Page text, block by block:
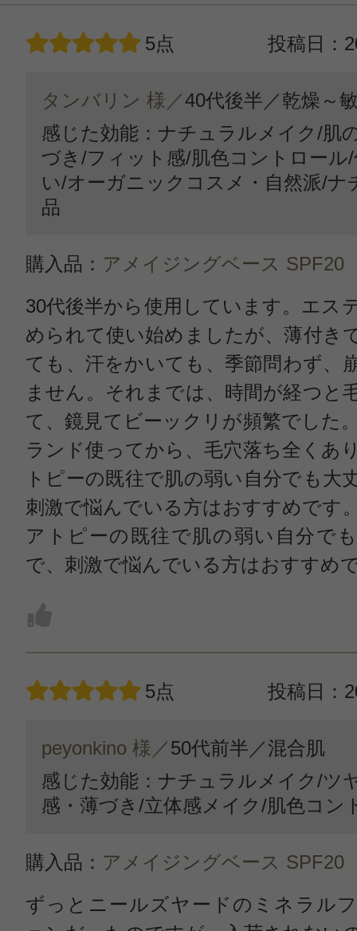
5点 投稿日：
タンバリン 様／40代後半／乾燥～
感じた効能：ナチュラルメイク/肌
づき/フィット感/肌色コントロール
い/オーガニックコスメ・自然派/ナ
品
購入品： アメイジングベース SPF20
30代後半から使用しています。エス
められて使い始めましたが、薄付き
ても、汗をかいても、季節問わず、
ません。それまでは、時間が経つと
て、鏡見てビーックリが頻繁でした
ランド使ってから、毛穴落ち全くあ
トピーの既往で肌の弱い自分でも大
刺激で悩んでいる方はおすすめです
アトピーの既往で肌の弱い自分で
で、刺激で悩んでいる方はおすすめ
5点 投稿日：
peyonkino 様／50代前半／混合肌
感じた効能：ナチュラルメイク/ツ
感・薄づき/立体感メイク/肌色コン
購入品： アメイジングベース SPF20
ずっとニールズヤードのミネラル